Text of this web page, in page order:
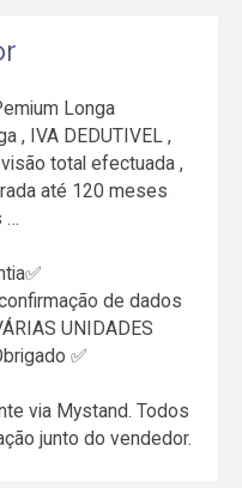
Longa
, IVA DEDUTIVEL ,
total efectuada ,
até 120 meses
…
de dados
UNIDADES
✅
via Mystand. Todos
junto do vendedor.